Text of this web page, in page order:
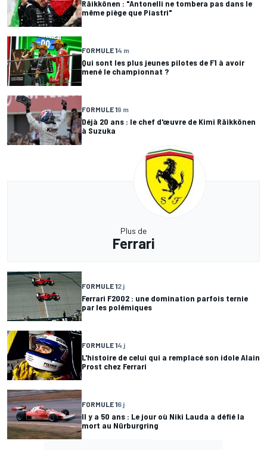
Räikkönen : "Antonelli ne tombera pas dans le
même piège que Piastri"
FORMULE 14 m
Qui sont les plus jeunes pilotes de F1 à avoir
mené le championnat ?
FORMULE 19 m
Déjà 20 ans : le chef d'œuvre de Kimi Räikkönen
à Suzuka
Plus de
Ferrari
FORMULE 12 j
Ferrari F2002 : une domination parfois ternie
par les polémiques
FORMULE 14 j
L'histoire de celui qui a remplacé son idole Alain
Prost chez Ferrari
FORMULE 16 j
Il y a 50 ans : Le jour où Niki Lauda a défié la
mort au Nürburgring